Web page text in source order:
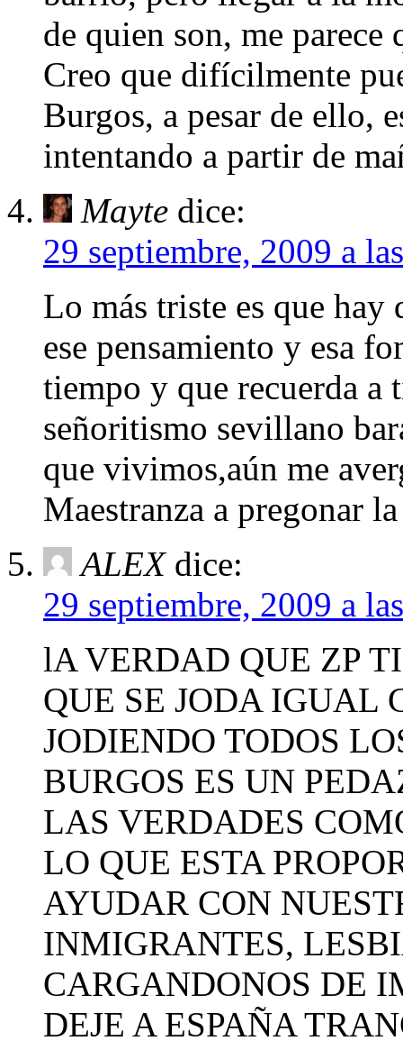
de quien son, me parece
Creo que difícilmente
Burgos, a pesar de ello,
intentando a partir de
Mayte dice:
29 septiembre, 2009 a
Lo más triste es que
ese pensamiento y esa
tiempo y que recuerda
señoritismo sevillano
que vivimos,aún me
Maestranza a pregonar
ALEX dice:
29 septiembre, 2009 a
lA VERDAD QUE ZP
QUE SE JODA IGUAL
JODIENDO TODOS
BURGOS ES UN
LAS VERDADES
LO QUE ESTA
AYUDAR CON
INMIGRANTES,
CARGANDONOS DE
DEJE A ESPAÑA